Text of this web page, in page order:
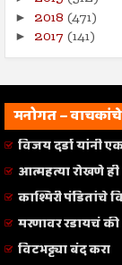
► 2018 (471)
► 2017 (141)
मनोगत – वाचकांचे
विजय दर्डा यांनी
आत्महत्या रोखणे
काश्मिरी पंडितांचे
मरणावर रडायचं की
विटभट्ट्या बंद करा